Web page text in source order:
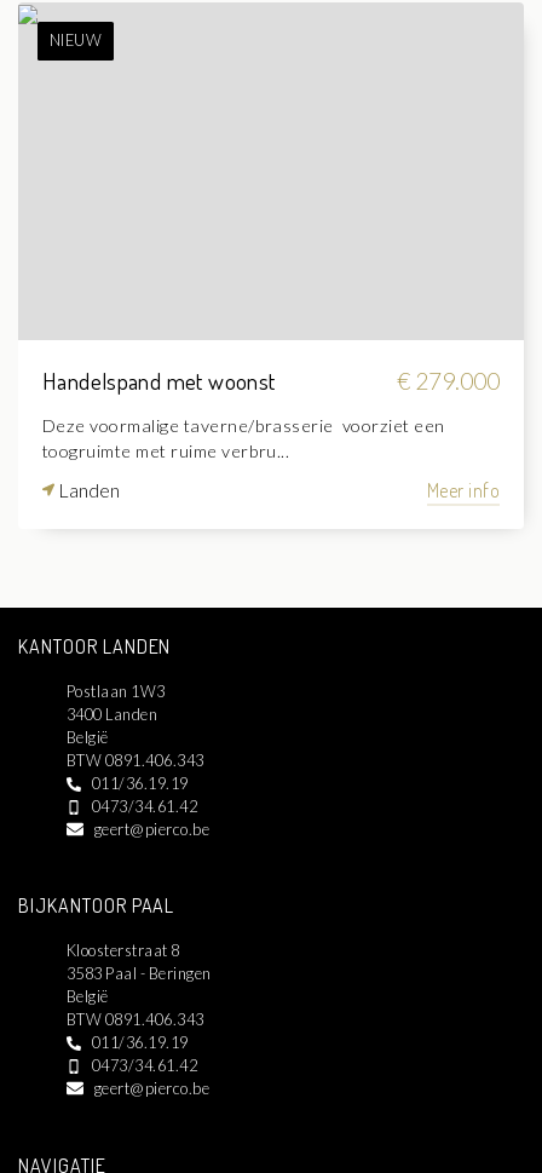
NIEUW
Handelspand met woonst € 279.000
Deze voormalige taverne/brasserie voorziet een
toogruimte met ruime verbru...
Landen Meer info
KANTOOR LANDEN
Postlaan 1W3
3400 Landen
België
BTW 0891.406.343
011/36.19.19
0473/34.61.42
geert@pierco.be
BIJKANTOOR PAAL
Kloosterstraat 8
3583 Paal - Beringen
België
BTW 0891.406.343
011/36.19.19
0473/34.61.42
geert@pierco.be
NAVIGATIE